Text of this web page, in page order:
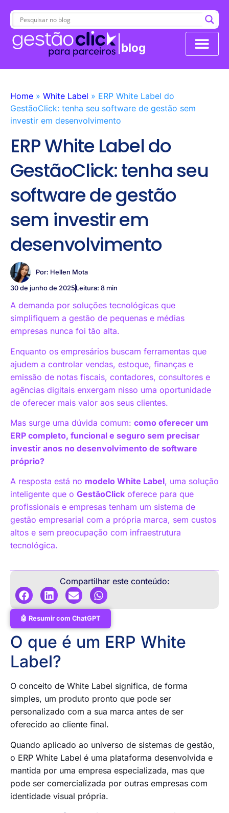
blog
Home » White Label » ERP White Label do
GestãoClick: tenha seu software de gestão sem
investir em desenvolvimento
ERP White Label do
GestãoClick: tenha seu
software de gestão
sem investir em
desenvolvimento
Por: Hellen Mota
30 de junho de 2025 Leitura: 8 min
A demanda por soluções tecnológicas que
simplifiquem a gestão de pequenas e médias
empresas nunca foi tão alta.
Enquanto os empresários buscam ferramentas que
ajudem a controlar vendas, estoque, finanças e
emissão de notas fiscais, contadores, consultores e
agências digitais enxergam nisso uma oportunidade
de oferecer mais valor aos seus clientes.
Mas surge uma dúvida comum: como oferecer um
ERP completo, funcional e seguro sem precisar
investir anos no desenvolvimento de software
próprio?
A resposta está no modelo White Label, uma solução
inteligente que o GestãoClick oferece para que
profissionais e empresas tenham um sistema de
gestão empresarial com a própria marca, sem custos
altos e sem preocupação com infraestrutura
tecnológica.
Compartilhar este conteúdo:
🤖 Resumir com ChatGPT
O que é um ERP White
Label?
O conceito de White Label significa, de forma
simples, um produto pronto que pode ser
personalizado com a sua marca antes de ser
oferecido ao cliente final.
Quando aplicado ao universo de sistemas de gestão,
o ERP White Label é uma plataforma desenvolvida e
mantida por uma empresa especializada, mas que
pode ser comercializada por outras empresas com
identidade visual própria.